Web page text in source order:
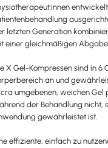
letzten Generation
einer gleichmäßigen Abgabe
X Gel-Kompressen sind in 6
an und
umgebenen, weichen Gel
der Behandlung nicht,
gewährleistet ist.
effiziente, einfach zu